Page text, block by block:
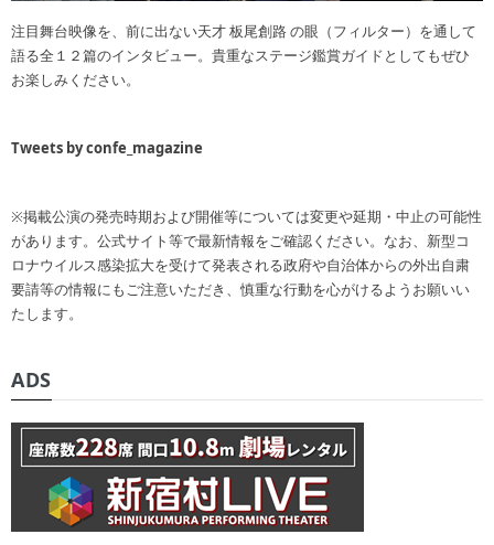
注目舞台映像を、前に出ない天才 板尾創路 の眼（フィルター）を通して
語る全１２篇のインタビュー。貴重なステージ鑑賞ガイドとしてもぜひ
お楽しみください。
Tweets by confe_magazine
※掲載公演の発売時期および開催等については変更や延期・中止の可能性
があります。公式サイト等で最新情報をご確認ください。なお、新型コ
ロナウイルス感染拡大を受けて発表される政府や自治体からの外出自粛
要請等の情報にもご注意いただき、慎重な行動を心がけるようお願いい
たします。
ADS